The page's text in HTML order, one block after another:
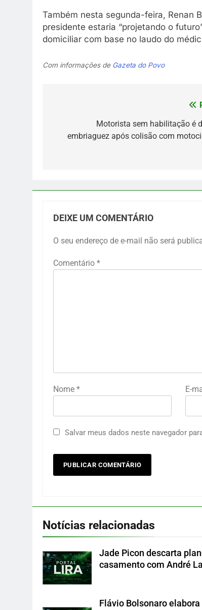
Também nesta segunda-feira, Renan
presidente estaria “projetando o
domiciliar com base no laudo do
Com informações de Gazeta do Povo
Motorista sem habilitação é
embriaguez após colisão com
DEIXE UM COMENTÁRIO
O seu endereço de e-mail não será
Comentário *
Nome * E-
Salvar meus dados neste navegador
Notícias relacionadas
Jade Picon descarta
casamento com André
Flávio Bolsonaro